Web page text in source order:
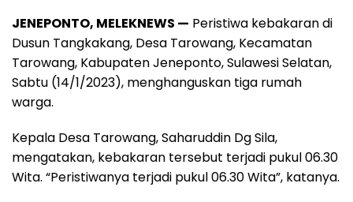
JENEPONTO, MELEKNEWS — Peristiwa kebakaran di
Dusun Tangkakang, Desa Tarowang, Kecamatan
Tarowang, Kabupaten Jeneponto, Sulawesi Selatan,
Sabtu (14/1/2023), menghanguskan tiga rumah
warga.
Kepala Desa Tarowang, Saharuddin Dg Sila,
mengatakan, kebakaran tersebut terjadi pukul 06.30
Wita. “Peristiwanya terjadi pukul 06.30 Wita”, katanya.